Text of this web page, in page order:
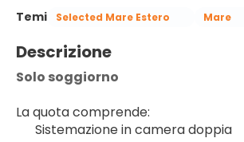
Temi
Selected Mare Estero Mare
Descrizione
Solo soggiorno
La quota comprende:
Sistemazione in camera doppia